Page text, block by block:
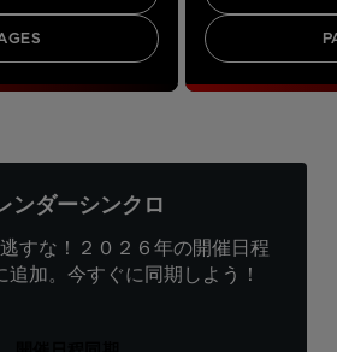
ンダーシンクロ
すな！２０２６年の開催日程
追加。今すぐに同期しよう！